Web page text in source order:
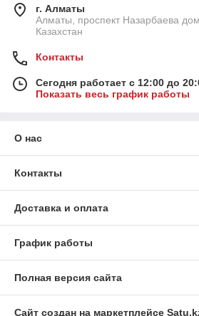
г. Алматы
Алматы, проспект Назарбаева
Казахстан
Контакты
Сегодня работает с 12:00 до
Показать весь график работы
О нас
Контакты
Доставка и оплата
График работы
Полная версия сайта
Сайт создан на маркетплейсе